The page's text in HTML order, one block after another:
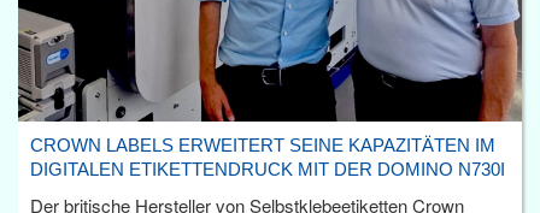
CROWN LABELS ERWEITERT SEINE KAPAZITÄTEN IM
DIGITALEN ETIKETTENDRUCK MIT DER DOMINO N730I
Der britische Hersteller von Selbstklebeetiketten Crown